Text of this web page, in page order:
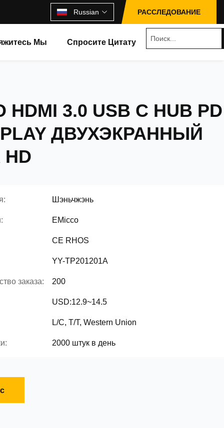
Russian РАССЛЕДОВАНИЕ
Мы Спросите Цитату
HDMI 3.0 USB C HUB PD
ДВУХЭКРАННЫЙ
Шэньчжэнь
EMicco
CE RHOS
YY-TP201201A
заказа: 200
USD:12.9~14.5
L/C, T/T, Western Union
2000 штук в день